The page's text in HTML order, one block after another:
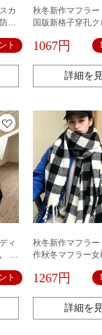
カ
寒
ト
秋冬新作マフラ
国版新格子穿孔
ーネック小マフ
1067円
詳細を
ィ
肌
番
プ
掛
ト
秋冬新作マフラ
作秋冬マフラー女
学生の雰囲気で
1267円
詳細を